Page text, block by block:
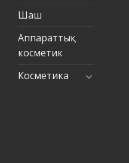
Шаш
Аппараттық
косметик
Косметика